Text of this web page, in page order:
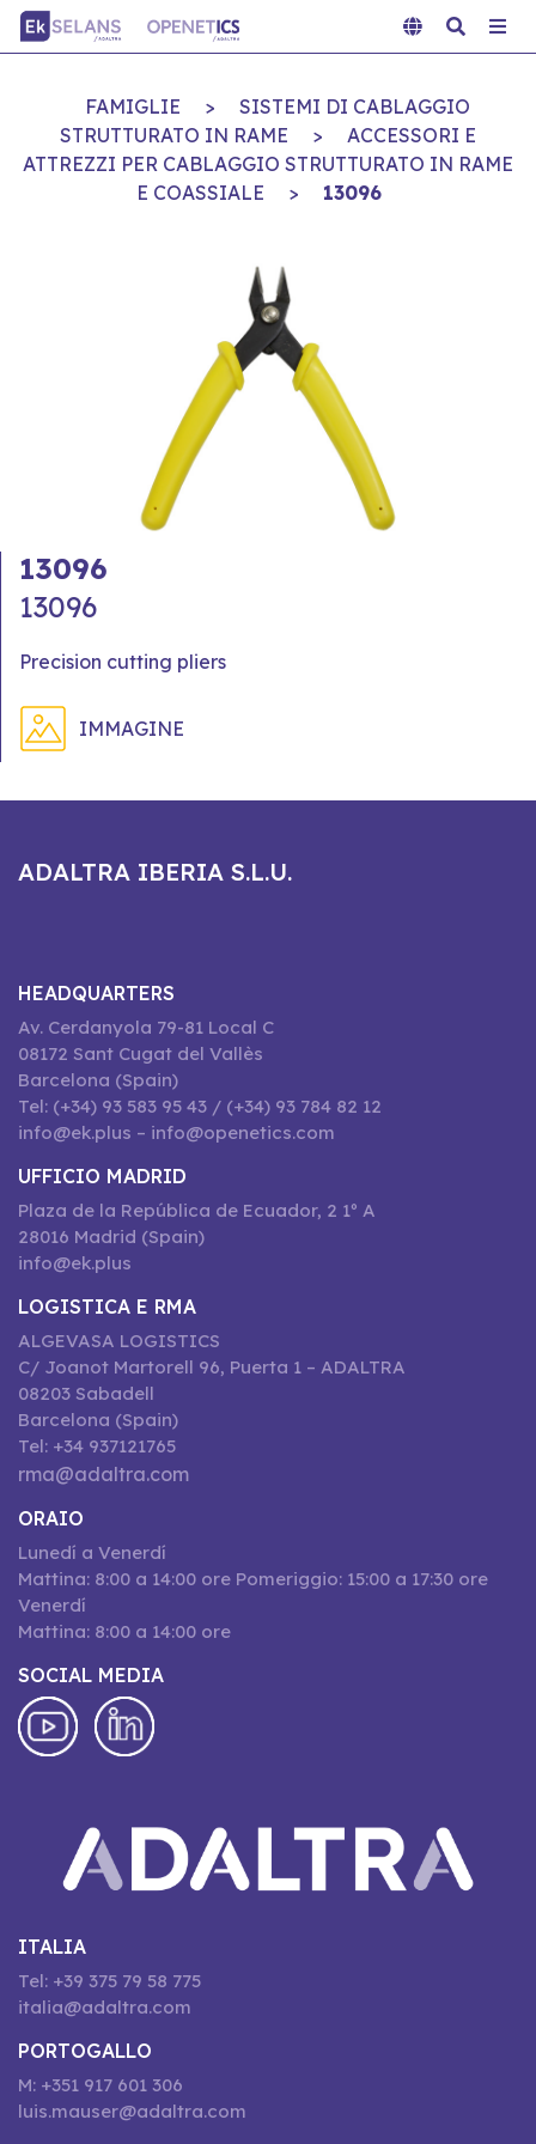
FAMIGLIE >
SISTEMI DI CABLAGGIO
STRUTTURATO IN RAME
>
ACCESSORI E
ATTREZZI PER CABLAGGIO STRUTTURATO IN RAME
E COASSIALE
> 13096
13096
13096
Precision cutting pliers
IMMAGINE
ADALTRA IBERIA S.L.U.
HEADQUARTERS
Av. Cerdanyola 79-81 Local C
08172 Sant Cugat del Vallès
Barcelona (Spain)
Tel: (+34) 93 583 95 43 / (+34) 93 784 82 12
info@ek.plus – info@openetics.com
UFFICIO MADRID
Plaza de la República de Ecuador, 2 1º A
28016 Madrid (Spain)
info@ek.plus
LOGISTICA E RMA
ALGEVASA LOGISTICS
C/ Joanot Martorell 96, Puerta 1 – ADALTRA
08203 Sabadell
Barcelona (Spain)
Tel: +34 937121765
rma@adaltra.com
ORAIO
Lunedí a Venerdí
Mattina: 8:00 a 14:00 ore Pomeriggio: 15:00 a 17:30 ore
Venerdí
Mattina: 8:00 a 14:00 ore
SOCIAL MEDIA
ITALIA
Tel: +39 375 79 58 775
italia@adaltra.com
PORTOGALLO
M: +351 917 601 306
luis.mauser@adaltra.com